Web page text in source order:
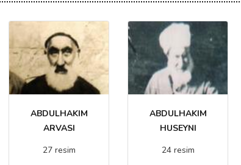
ABDULHAKIM
ARVASI
27 resim
ABDULHAKIM
HUSEYNI
24 resim